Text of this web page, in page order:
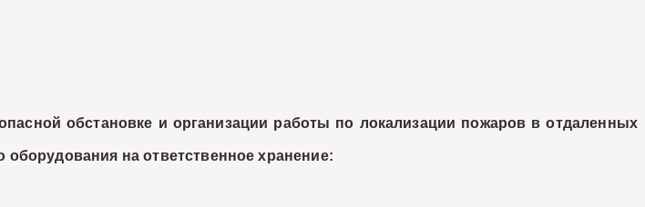
обстановке и организации работы по локализации пожаров в отдаленных
на ответственное хранение: